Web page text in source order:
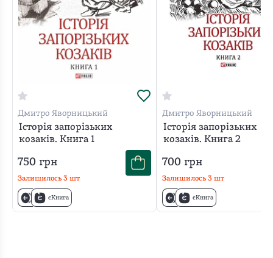
Дмитро Яворницький
Історія запорізьких
козаків. Книга 1
750 грн
Залишилось 3 шт
єКнига
Дмитро Яворницький
Історія запорізьких
козаків. Книга 2
700грн
Залишилось 3шт
єКнига